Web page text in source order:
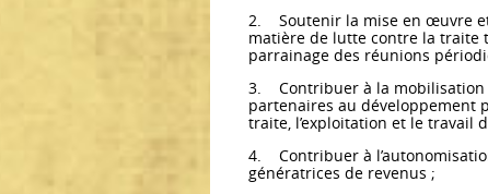
2. Soutenir la mise en œuvre
matière de lutte contre la traite
parrainage des réunions
3. Contribuer à la mobilisation
partenaires au développement
traite, l’exploitation et le travail
4. Contribuer à
génératrices de revenus ;